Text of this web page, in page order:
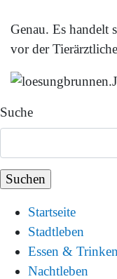
Genau. Es handelt
vor der
Suche
Startseite
Stadtleben
Essen & Trinken
Nachtleben